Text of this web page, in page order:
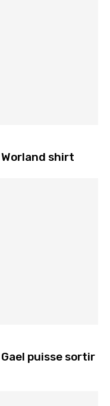
shirt
puisse sortir